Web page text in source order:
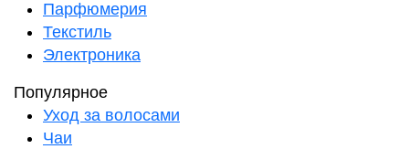
Парфюмерия
Текстиль
Электроника
Популярное
Уход за волосами
Чаи